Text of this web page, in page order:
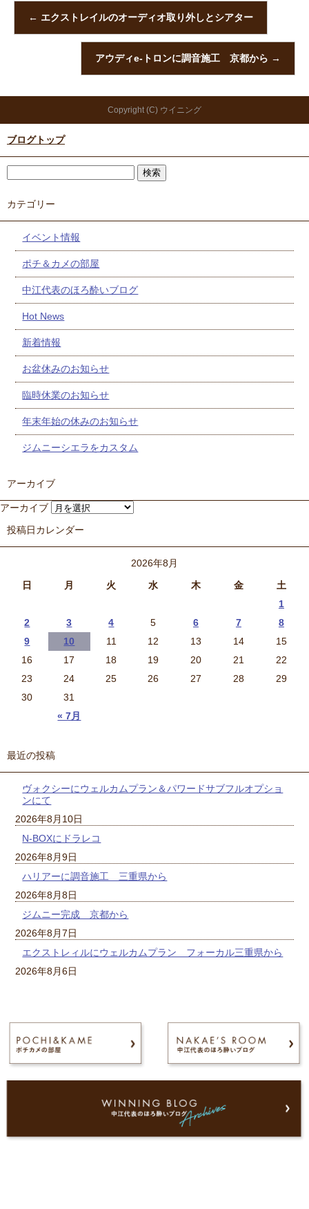
← エクストレイルのオーディオ取り外しとシアター
アウディe-トロンに調音施工 京都から →
Copyright (C) ウイニング
ブログトップ
カテゴリー
イベント情報
ポチ＆カメの部屋
中江代表のほろ酔いブログ
Hot News
新着情報
お盆休みのお知らせ
臨時休業のお知らせ
年末年始の休みのお知らせ
ジムニーシエラをカスタム
アーカイブ
アーカイブ
投稿日カレンダー
2026年8月
日
月 火 水 木 金 土
« 7月
1
2
3 4 5 6 7
8
9
10 11 12 13 14
15
16
17 18 19 20 21
22
23
24 25 26 27 28
29
30
31
最近の投稿
ヴォクシーにウェルカムプラン＆パワードサブフルオプショ
ンにて
2026年8月10日
N-BOXにドラレコ
2026年8月9日
ハリアーに調音施工 三重県から
2026年8月8日
ジムニー完成 京都から
2026年8月7日
エクストレィルにウェルカムプラン フォーカル三重県から
2026年8月6日